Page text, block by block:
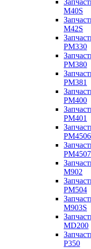
M40S
M42S
PM330
PM380
PM381
PM400
PM401
PM4506
PM4507
M902
PM504
M903S
MD200
P350